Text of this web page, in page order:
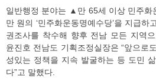
일반행정 분야는 ▲만 65세 이상 민주화
만 원의 ‘민주화운동명예수당’을 지급
권조사를 착수해 향후 전남 모든 지역
윤진호 전남도 기획조정실장은 “앞으로
성있는 정책을 지속 발굴하는 등 도민
다”고 말했다.